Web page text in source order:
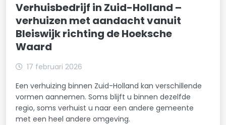
Verhuisbedrijf in Zuid-Holland –
verhuizen met aandacht vanuit
Bleiswijk richting de Hoeksche
Waard
17 februari 2026
Een verhuizing binnen Zuid-Holland kan verschillende
vormen aannemen. Soms blijft u binnen dezelfde
regio, soms verhuist u naar een andere gemeente
met een heel andere omgeving.